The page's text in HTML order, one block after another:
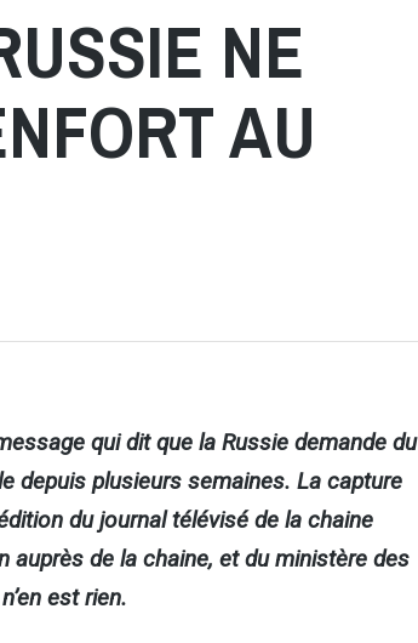
NE
AU
qui dit que la Russie demande du
depuis plusieurs semaines. La capture
du journal télévisé de la chaine
auprès de la chaine, et du ministère des
est rien.